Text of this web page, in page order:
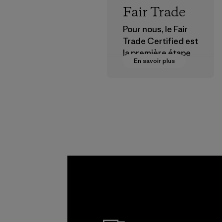
En savoir plus
Fair Trade
Pour nous, le Fair
Trade Certified est
la première étape
vers des